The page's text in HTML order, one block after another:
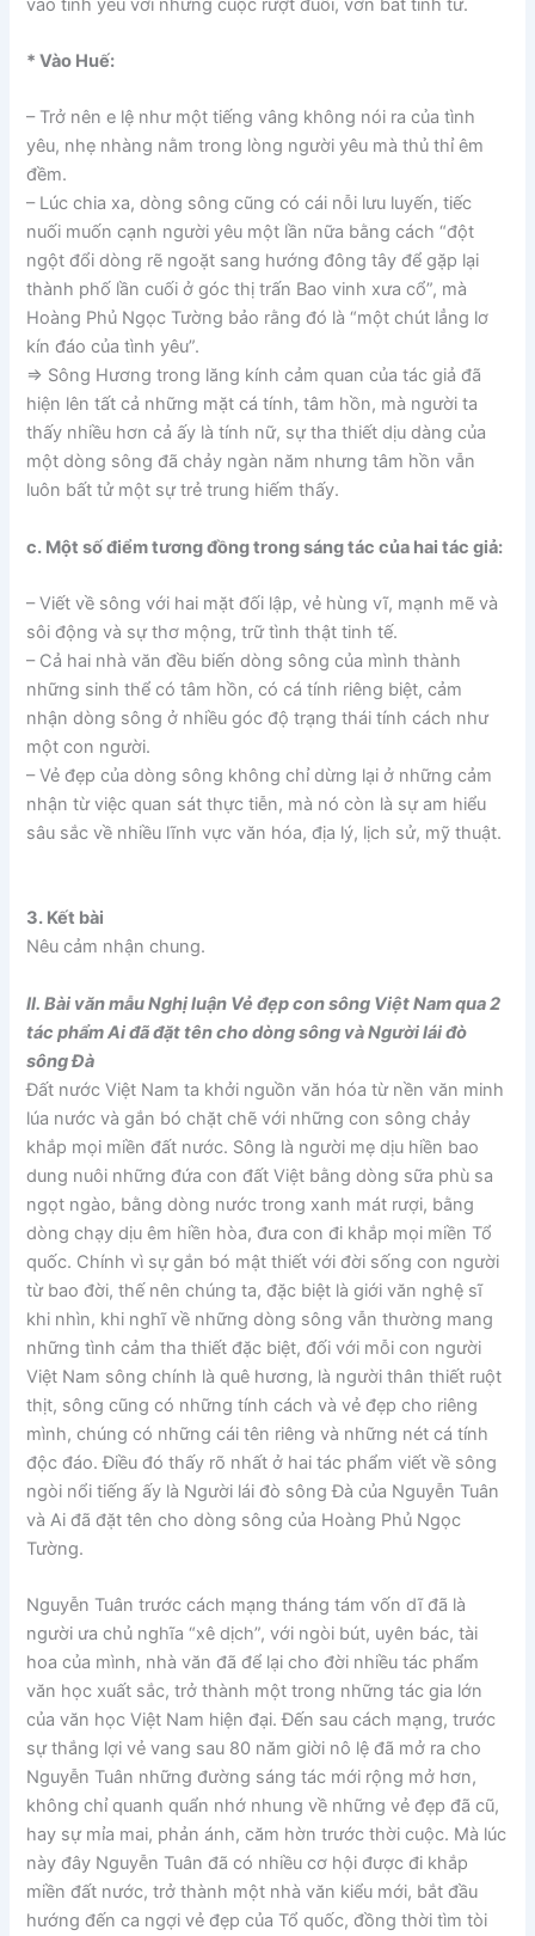
* Vào Huế:
– Trở nên e lệ như một tiếng vâng không nói ra của tình
yêu, nhẹ nhàng nằm trong lòng người yêu mà thủ thỉ êm
đềm.
– Lúc chia xa, dòng sông cũng có cái nỗi lưu luyến, tiếc
nuối muốn cạnh người yêu một lần nữa bằng cách “đột
ngột đổi dòng rẽ ngoặt sang hướng đông tây để gặp lại
thành phố lần cuối ở góc thị trấn Bao vinh xưa cổ”, mà
Hoàng Phủ Ngọc Tường bảo rằng đó là “một chút lẳng lơ
kín đáo của tình yêu”.
=> Sông Hương trong lăng kính cảm quan của tác giả đã
hiện lên tất cả những mặt cá tính, tâm hồn, mà người ta
thấy nhiều hơn cả ấy là tính nữ, sự tha thiết dịu dàng của
một dòng sông đã chảy ngàn năm nhưng tâm hồn vẫn
luôn bất tử một sự trẻ trung hiếm thấy.
c. Một số điểm tương đồng trong sáng tác của hai tác giả:
– Viết về sông với hai mặt đối lập, vẻ hùng vĩ, mạnh mẽ và
sôi động và sự thơ mộng, trữ tình thật tinh tế.
– Cả hai nhà văn đều biến dòng sông của mình thành
những sinh thể có tâm hồn, có cá tính riêng biệt, cảm
nhận dòng sông ở nhiều góc độ trạng thái tính cách như
một con người.
– Vẻ đẹp của dòng sông không chỉ dừng lại ở những cảm
nhận từ việc quan sát thực tiễn, mà nó còn là sự am hiểu
sâu sắc về nhiều lĩnh vực văn hóa, địa lý, lịch sử, mỹ thuật.
3. Kết bài
Nêu cảm nhận chung.
II. Bài văn mẫu Nghị luận Vẻ đẹp con sông Việt Nam qua 2
tác phẩm Ai đã đặt tên cho dòng sông và Người lái đò
sông Đà
Đất nước Việt Nam ta khởi nguồn văn hóa từ nền văn minh
lúa nước và gắn bó chặt chẽ với những con sông chảy
khắp mọi miền đất nước. Sông là người mẹ dịu hiền bao
dung nuôi những đứa con đất Việt bằng dòng sữa phù sa
ngọt ngào, bằng dòng nước trong xanh mát rượi, bằng
dòng chạy dịu êm hiền hòa, đưa con đi khắp mọi miền Tổ
quốc. Chính vì sự gắn bó mật thiết với đời sống con người
từ bao đời, thế nên chúng ta, đặc biệt là giới văn nghệ sĩ
khi nhìn, khi nghĩ về những dòng sông vẫn thường mang
những tình cảm tha thiết đặc biệt, đối với mỗi con người
Việt Nam sông chính là quê hương, là người thân thiết ruột
thịt, sông cũng có những tính cách và vẻ đẹp cho riêng
mình, chúng có những cái tên riêng và những nét cá tính
độc đáo. Điều đó thấy rõ nhất ở hai tác phẩm viết về sông
ngòi nổi tiếng ấy là Người lái đò sông Đà của Nguyễn Tuân
và Ai đã đặt tên cho dòng sông của Hoàng Phủ Ngọc
Tường.
Nguyễn Tuân trước cách mạng tháng tám vốn dĩ đã là
người ưa chủ nghĩa “xê dịch”, với ngòi bút, uyên bác, tài
hoa của mình, nhà văn đã để lại cho đời nhiều tác phẩm
văn học xuất sắc, trở thành một trong những tác gia lớn
của văn học Việt Nam hiện đại. Đến sau cách mạng, trước
sự thắng lợi vẻ vang sau 80 năm giời nô lệ đã mở ra cho
Nguyễn Tuân những đường sáng tác mới rộng mở hơn,
không chỉ quanh quẩn nhớ nhung về những vẻ đẹp đã cũ,
hay sự mỉa mai, phản ánh, căm hờn trước thời cuộc. Mà lúc
này đây Nguyễn Tuân đã có nhiều cơ hội được đi khắp
miền đất nước, trở thành một nhà văn kiểu mới, bắt đầu
hướng đến ca ngợi vẻ đẹp của Tổ quốc, đồng thời tìm tòi